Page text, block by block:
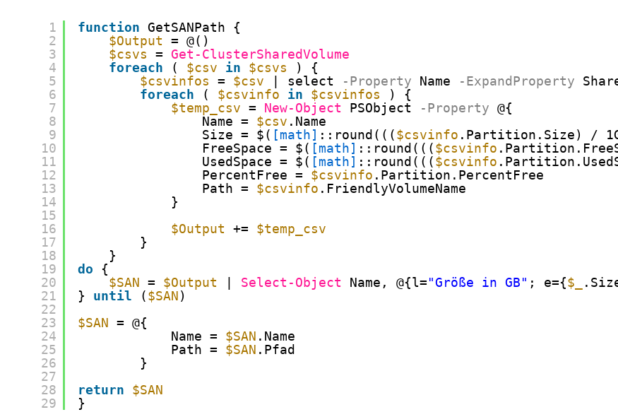
1
2
3
4
5
6
7
8
9
10
11
12
13
14
15
16
17
18
19
20
21
22
23
24
25
26
27
28
29
function GetSANPath {
$Output
= @()
$csvs
= Get-ClusterSharedVolume
foreach
( $csv in $csvs
) {
$csvinfos
= $csv | select -Property Name -ExpandProperty
foreach
( $csvinfo in $csvinfos
) {
$temp_csv = New-Object PSObject -Property @{
Name = $csv .Name
Size = $( [math] ::round((($csvinfo .Partition.Size) /
FreeSpace = $( [math] ::round((($csvinfo
UsedSpace = $( [math] ::round((($csvinfo
PercentFree = $csvinfo .Partition.PercentFree
Path = $csvinfo .FriendlyVolumeName
}
$Output
+= $temp_csv
}
}
do
{
$SAN = $Output Select-Object Name, @{l="Größe in GB" ; e={$_
} until ($SAN)
$SAN = @{
Name = $SAN .Name
Path = $SAN .Pfad
}
return
$SAN
}